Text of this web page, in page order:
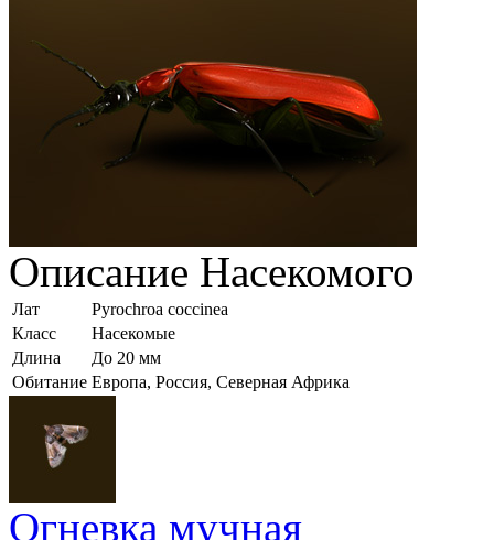
Описание Насекомого
Лат
Pyrochroa coccinea
Класс
Насекомые
Длина
До 20 мм
Обитание Европа, Россия, Северная Африка
Огневка мучная